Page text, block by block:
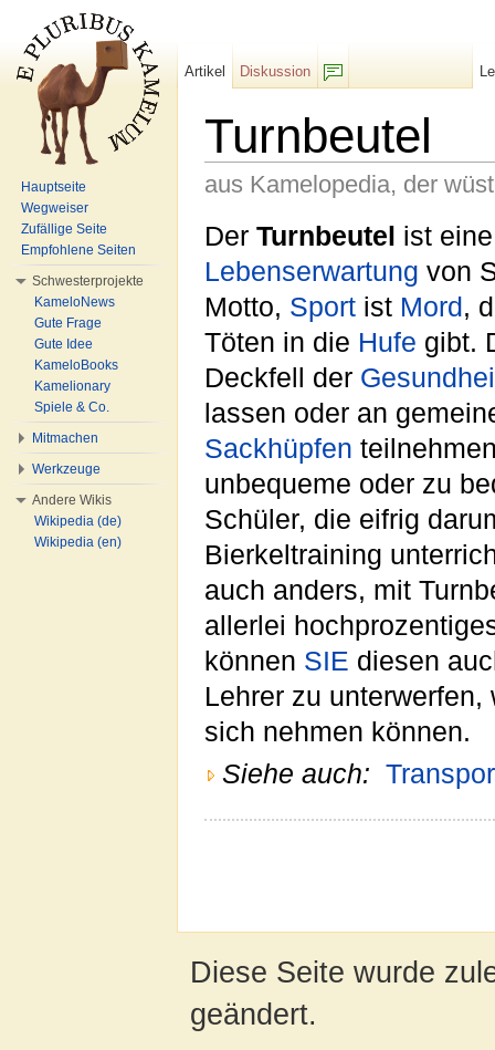
Turnbeutel
aus Kamelopedia, der
Der Turnbeutel ist
Lebenserwartung von
Motto, Sport ist Mord,
Töten in die Hufe gibt.
Deckfell der
lassen oder an
Sackhüpfen
unbequeme oder zu
Schüler, die eifrig
Bierkeltraining
auch anders, mit
allerlei
können SIE diesen
Lehrer zu
sich nehmen können.
Siehe auch:
Artikel
Diskussion
Hauptseite
Wegweiser
Zufällige Seite
Empfohlene Seiten
Schwesterprojekte
KameloNews
Gute Frage
Gute Idee
KameloBooks
Kamelionary
Spiele & Co.
Mitmachen
Werkzeuge
Andere Wikis
Wikipedia (de)
Wikipedia (en)
Diese Seite wurde
geändert.